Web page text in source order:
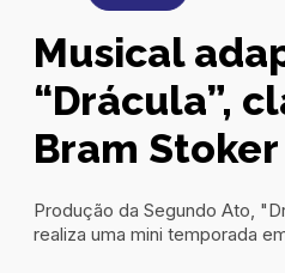
Musical
“Drácula”,
Bram Stoker
Produção da Segundo Ato,
realiza uma mini temporada